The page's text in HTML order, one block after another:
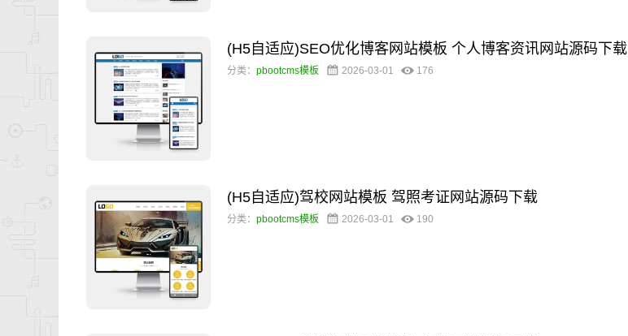
(H5自适应)SEO优化博客网站模板 个人博客资讯网站源码下载
分类： pbootcms模板 2026-03-01 176
(H5自适应)驾校网站模板 驾照考证网站源码下载
分类： pbootcms模板 2026-03-01 190